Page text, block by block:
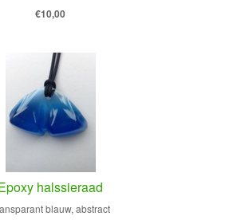
€10,00
halssieraad
blauw, abstract